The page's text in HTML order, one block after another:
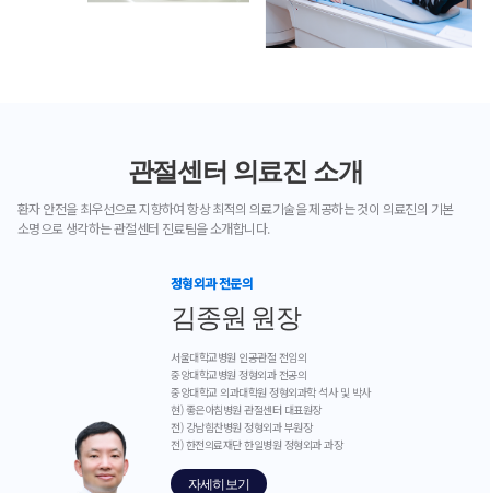
관절센터 의료진 소개
환자 안전을 최우선으로 지향하여 항상 최적의 의료기술을제공하는 것이 의료진의 기본
소명으로 생각하는 관절센터 진료팀을 소개합니다.
정형외과 전문의
김종원 원장
서울대학교병원 인공관절 전임의
중앙대학교병원 정형외과 전공의
중앙대학교 의과대학원 정형외과학 석사 및 박사
현) 좋은아침병원 관절센터 대표원장
전) 강남힘찬병원 정형외과 부원장
전) 한전의료재단 한일병원 정형외과 과장
자세히보기